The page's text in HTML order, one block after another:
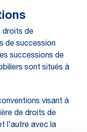
droits de
de succession
successions de
sont situés à
visant à
de droits de
l'autre avec la